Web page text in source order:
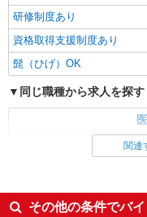
い！！
アルバイト パート 派遣社員
日研トータルソーシング
未経験
時
り
福
きな勤
キープ
研修制度あり
資格取得支援制度あり
髭（ひげ）OK
同じ職種から求人を探す
未経験歓迎
関連
その他の条件でバ